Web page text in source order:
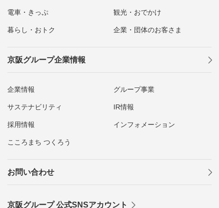
電車・きっぷ 観光・おでかけ
暮らし・おトク 企業・団体のお客さま
京阪グループ企業情報
企業情報 グループ事業
サステナビリティ IR情報
採用情報 インフォメーション
こころまち つくろう
お問い合わせ
京阪グループ 公式SNSアカウント